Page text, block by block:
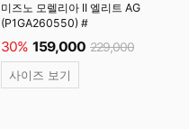
미즈노 모렐리아 II 엘리트 AG
(P1GA260550) #
30% 159,000 229,000
사이즈 보기